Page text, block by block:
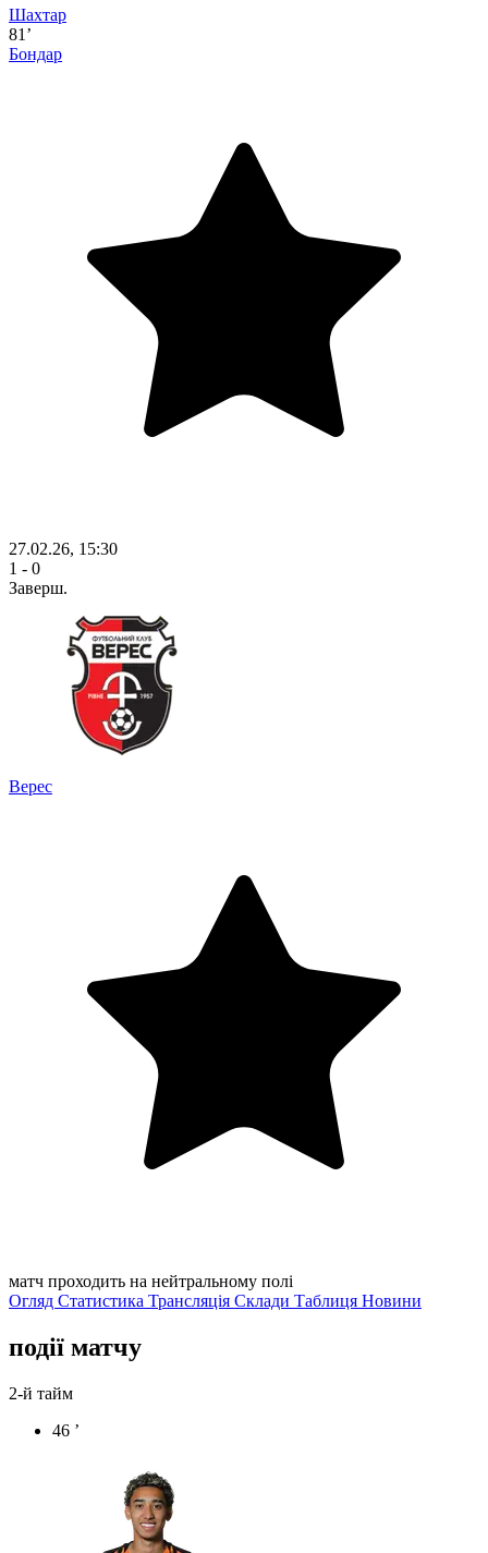
Шахтар
81’
Бондар
27.02.26, 15:30
1 - 0
Заверш.
Верес
матч проходить на нейтральному полі
Огляд Статистика Трансляція Склади Таблиця Новини
події матчу
2-й тайм
46 ’